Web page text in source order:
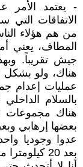
- يعتمد الأمر
الاتفاقات
من هم هؤلاء
المطاف، يعني
جيش تقريباً.
هناك، ولو بشكل
عمليات إعدام
بالسلام
هناك مجموعات
بعضها إرهابي
عدوا وجوديا
بعد 20 كيلومترا من العاصمة السورية.